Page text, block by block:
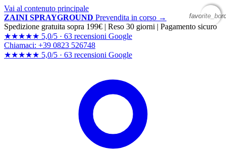
Vai al contenuto principale
ZAINI SPRAYGROUND Prevendita in corso →
Spedizione gratuita sopra 199€ | Reso 30 giorni | Pagamento sicuro
★★★★★ 5,0/5 · 63 recensioni Google
Chiamaci: +39 0823 526748
★★★★★ 5,0/5 · 63 recensioni Google